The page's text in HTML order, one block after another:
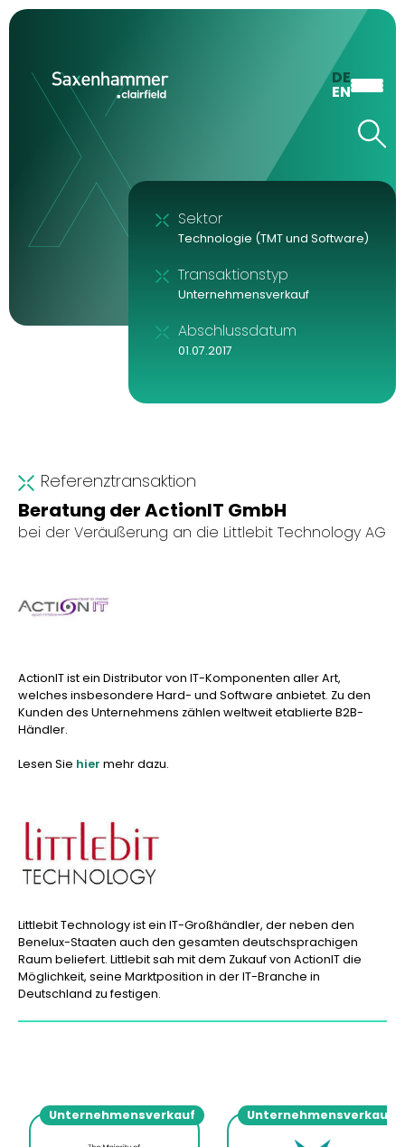
DE
EN
Referenztransaktion
Beratung der ActionIT GmbH
bei der Veräußerung an die Littlebit Technology AG
ActionIT ist ein Distributor von IT-Komponenten aller Art,
welches insbesondere Hard- und Software anbietet. Zu den
Kunden des Unternehmens zählen weltweit etablierte B2B-
Händler.
Lesen Sie hier mehr dazu.
Littlebit Technology ist ein IT-Großhändler, der neben den
Benelux-Staaten auch den gesamten deutschsprachigen
Raum beliefert. Littlebit sah mit dem Zukauf von ActionIT die
Möglichkeit, seine Marktposition in der IT-Branche in
Deutschland zu festigen.
Sektor
Technologie (TMT und Software)
Transaktionstyp
Unternehmensverkauf
Abschlussdatum
01.07.2017
Unternehmensverkauf Unternehmensverkauf